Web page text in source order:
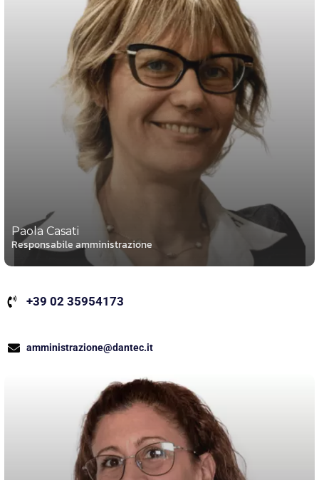
Paola Casati
Responsabile amministrazione
+39 02 35954173
amministrazione@dantec.it